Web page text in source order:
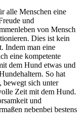
alle Menschen eine
und
von Mensch
Dies ist kein
Indem man eine
eine kompetente
dem Hund etwas und
So hat
bewegt sich unter
Zeit mit dem Hund.
und
nebenbei bestens